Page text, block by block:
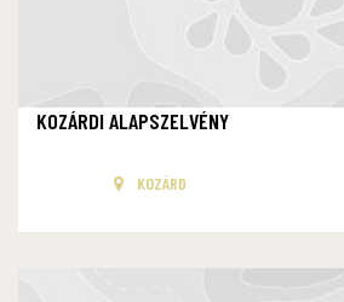
KOZÁRDI ALAPSZELVÉNY
KOZÁRD